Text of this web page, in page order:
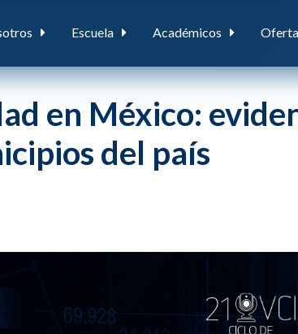
Escuela Académicos
en México:
del país